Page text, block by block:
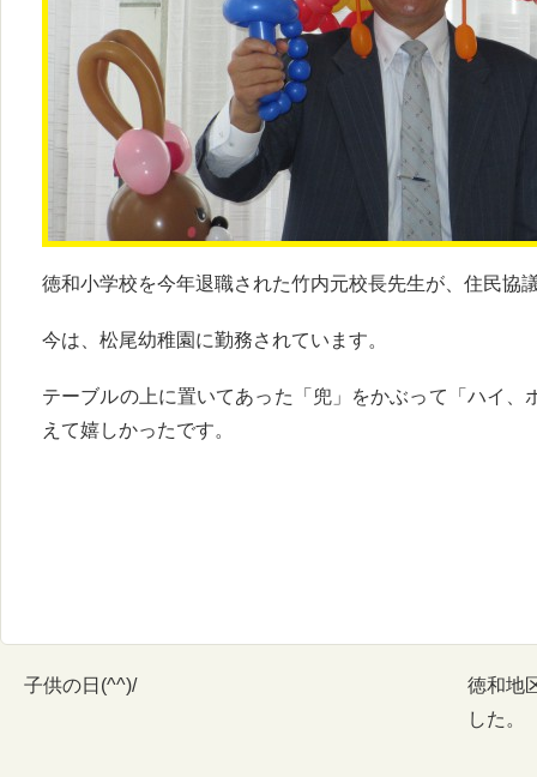
徳和小学校を今年退職された竹内元校長先生が、住民協
今は、松尾幼稚園に勤務されています。
テーブルの上に置いてあった「兜」をかぶって「ハイ、
えて嬉しかったです。
子供の日(^^)/
徳和地
した。